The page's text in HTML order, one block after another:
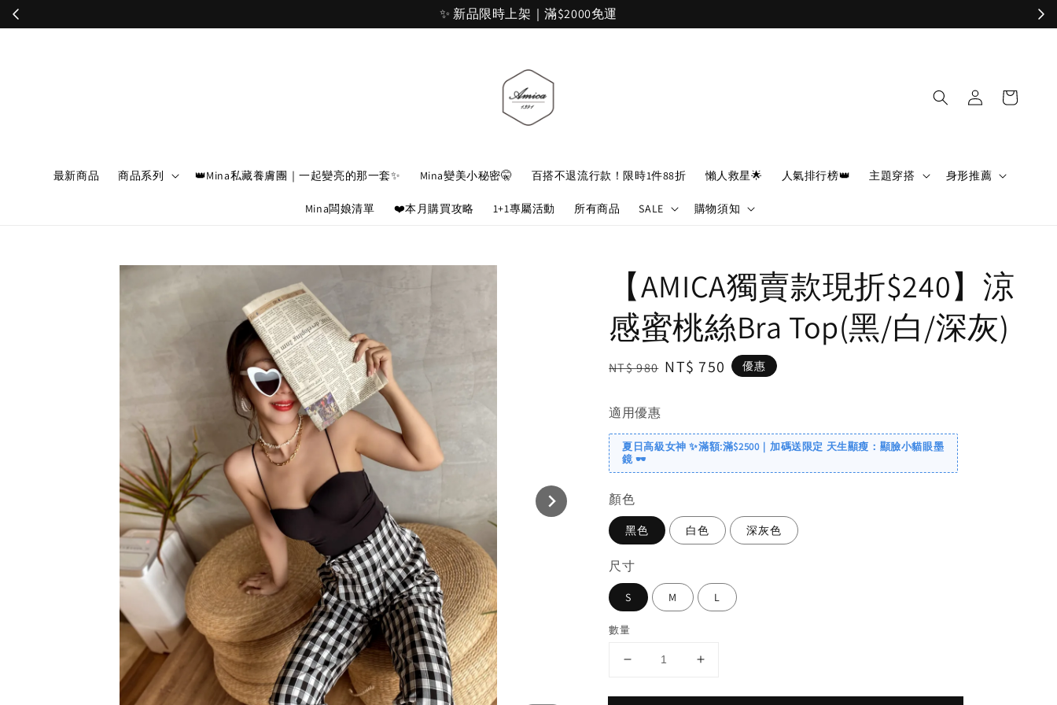
加入官網會員，立即折 $100
最新商品 商品系列 👑Mina私藏養膚團｜一起變亮的那一套✨ Mina變美小秘密🤫 百搭不退流行款！限時1件88折 懶人救星🌟 人氣排行榜👑 主題穿搭 身形推薦
Mina闆娘清單 ❤️本月購買攻略 1+1專屬活動 所有商品 SALE 購物須知
【AMICA獨賣款現折$240】涼
感蜜桃絲Bra Top(黑/白/深灰)
Regular
NT$ 980 Sale
NT$ 750 優惠
適用優惠
夏日高級女神 ✨滿額:滿$2500｜加碼送限定 天生顯瘦：顯臉小貓眼墨
鏡 🕶️
顏色
黑色 白色 深灰色
尺寸
S M L
數量